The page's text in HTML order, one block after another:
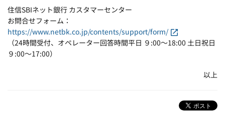
住信SBIネット銀行 カスタマーセンター
お問合せフォーム：
https://www.netbk.co.jp/contents/support/form/
（24時間受付、オペレーター回答時間平日 ９:00～18:00 土日祝日
９:00～17:00）
以上